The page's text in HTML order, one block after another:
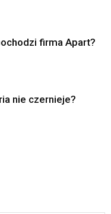
firma Apart?
nie czernieje?